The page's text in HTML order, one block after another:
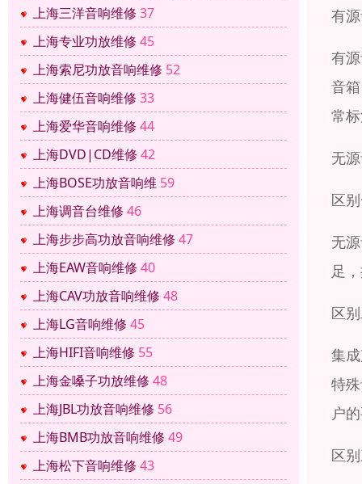
上海三洋音响维修 37
上海专业功放维修 45
上海索尼功放音响维修 52
上海健伍音响维修 33
上海爱华音响维修 44
上海DVD|CD维修 42
上海BOSE功放音响维 59
上海调音台维修 46
上海步步高功放音响维修 47
上海EAW音响维修 40
上海CAV功放音响维修 48
上海LG音响维修 45
上海HIFI音响维修 55
上海金嗓子功放维修 48
上海JBL功放音响维修 56
上海BMB功放音响维修 49
上海松下音响维修 43
有
有
音
常
无
区
无
足
区
集
特
户
区